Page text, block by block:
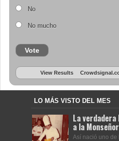
No
No mucho
Vote
View Results
LO MÁS VISTO DEL MES
La
a la Monseñor
Así nació uno de